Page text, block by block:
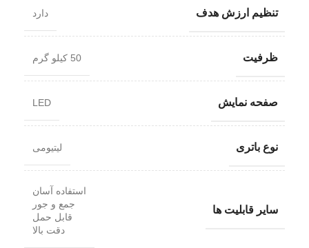
تنظیم ارزش هدف دارد
ظرفیت 50 کیلو گرم
صفحه نمایش LED
نوع باتری لیتیومی
سایر قابلیت ها
استفاده آسان
جمع و جور
قابل حمل
دقت بالا